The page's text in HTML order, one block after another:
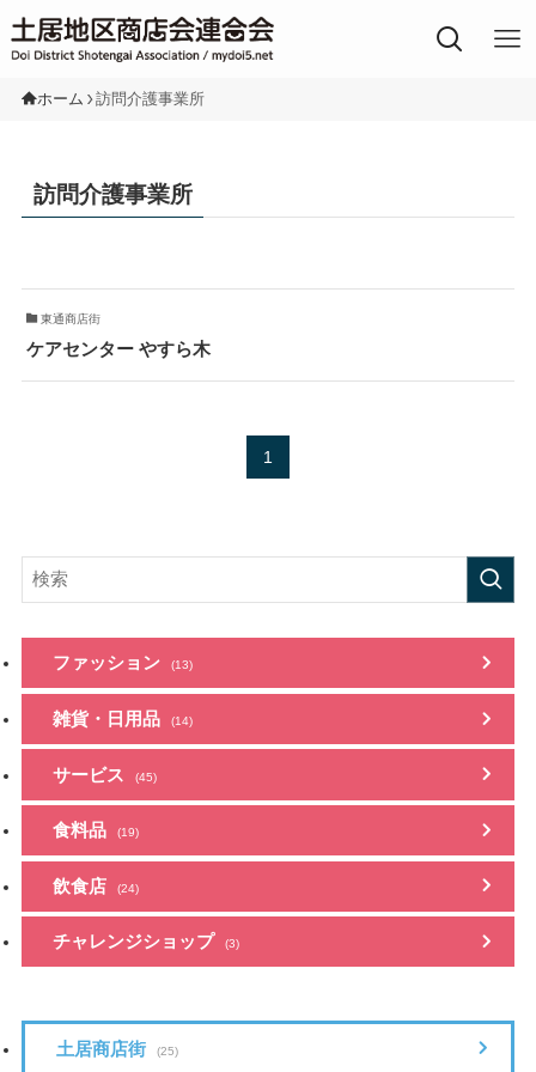
土居地区の商店街
ホーム 訪問介護事業所
訪問介護事業所
東通商店街
ケアセンター やすら木
1
ファッション (13)
雑貨・日用品 (14)
サービス (45)
食料品 (19)
飲食店 (24)
チャレンジショップ (3)
土居商店街 (25)